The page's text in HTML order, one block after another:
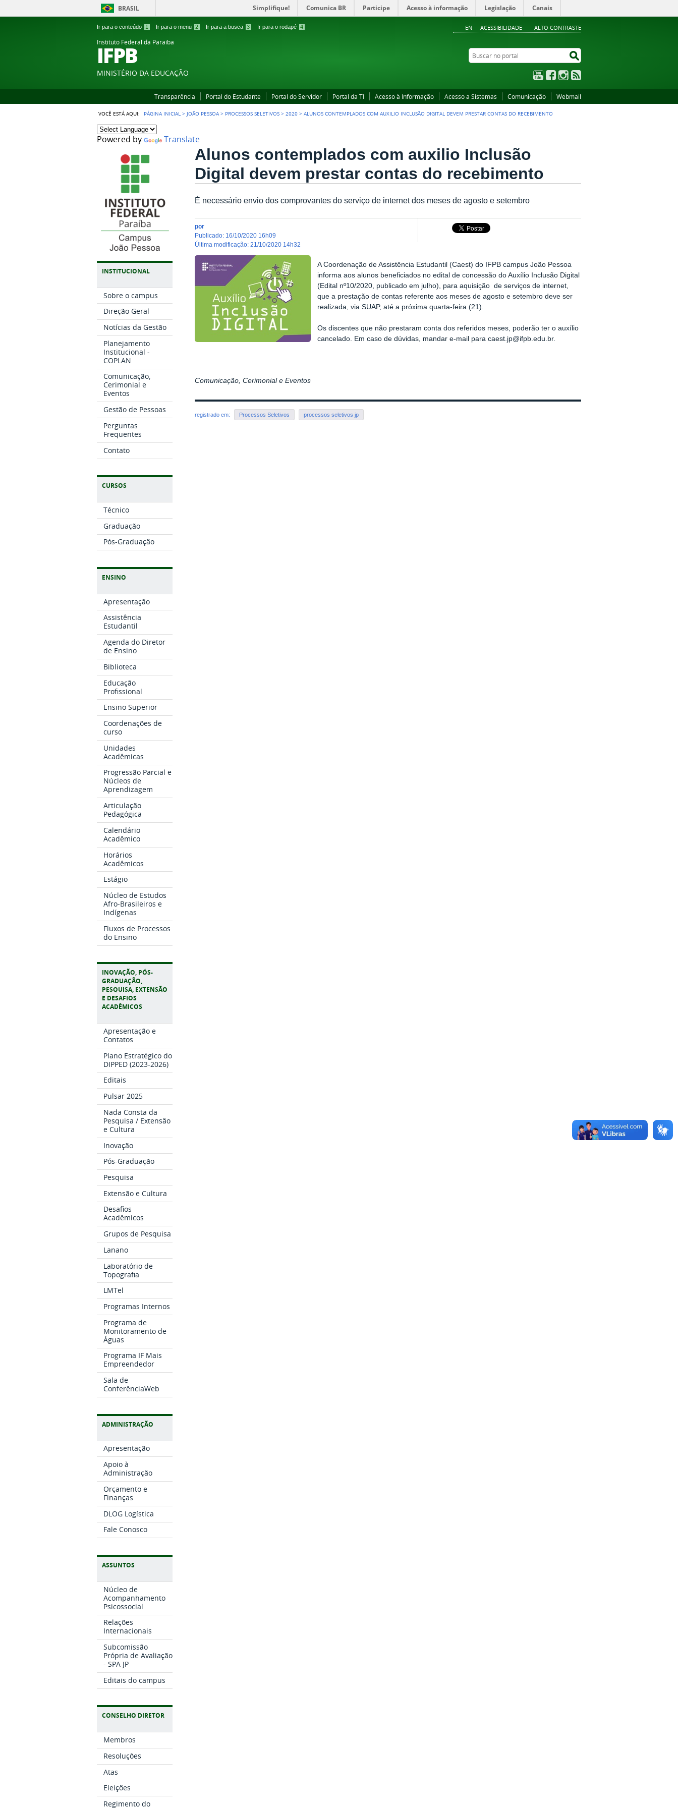
BRASIL Simplifique! Comunica BR Participe Acesso à informação Legislação Canais
Ir para o conteúdo 1 Ir para o menu 2 Ir para a busca 3 Ir para o rodapé 4 EN ACESSIBILIDADE ALTO CONTRASTE
Instituto Federal da Paraiba
IFPB
MINISTÉRIO DA EDUCAÇÃO
Buscar no portal
YouTubeFacebookInstagram
Transparência Portal do Estudante Portal do Servidor Portal da TI Acesso à Informação Acesso a Sistemas Comunicação Webmail
VOCÊ ESTÁ AQUI: PÁGINA INICIAL > JOÃO PESSOA > PROCESSOS SELETIVOS >2020 >ALUNOS CONTEMPLADOS COM AUXILIO INCLUSÃO DIGITAL DEVEM PRESTAR CONTAS DO RECEBIMENTO
Powered by Translate
INSTITUCIONAL
Sobre o campus
Direção Geral
Notícias da Gestão
Planejamento
Institucional -
COPLAN
Comunicação,
Cerimonial e
Eventos
Gestão de Pessoas
Perguntas
Frequentes
Contato
CURSOS
Técnico
Graduação
Pós-Graduação
ENSINO
Apresentação
Assistência
Estudantil
Agenda do Diretor
de Ensino
Biblioteca
Educação
Profissional
Ensino Superior
Coordenações de
curso
Unidades
Acadêmicas
Progressão Parcial e
Núcleos de
Aprendizagem
Articulação
Pedagógica
Calendário
Acadêmico
Horários
Acadêmicos
Estágio
Núcleo de Estudos
Afro-Brasileiros e
Indígenas
Fluxos de Processos
do Ensino
INOVAÇÃO, PÓS-
GRADUAÇÃO,
PESQUISA, EXTENSÃO
E DESAFIOS
ACADÊMICOS
Apresentação e
Contatos
Plano Estratégico do
DIPPED (2023-2026)
Editais
Pulsar 2025
Nada Consta da
Pesquisa / Extensão
e Cultura
Inovação
Pós-Graduação
Pesquisa
Extensão e Cultura
Desafios
Acadêmicos
Grupos de Pesquisa
Lanano
Laboratório de
Topografia
LMTel
Programas Internos
Programa de
Monitoramento de
Águas
Programa IF Mais
Empreendedor
Sala de
ConferênciaWeb
ADMINISTRAÇÃO
Apresentação
Apoio à
Administração
Orçamento e
Finanças
DLOG Logística
Fale Conosco
ASSUNTOS
Núcleo de
Acompanhamento
Psicossocial
Relações
Internacionais
Subcomissão
Própria de Avaliação
- SPA JP
Editais do campus
CONSELHO DIRETOR
Membros
Resoluções
Atas
Eleições
Regimento do
Alunos contemplados com auxilio Inclusão
Digital devem prestar contas do recebimento
É necessário envio dos comprovantes do serviço de internet dos meses de agosto e setembro
por
publicado: 16/10/2020 16h09
última modificação:21/10/2020 14h32
A Coordenação de Assistência Estudantil (Caest) do IFPB campus João Pessoa
informa aos alunos beneficiados no edital de concessão do Auxílio Inclusão Digital
(Edital nº10/2020, publicado em julho), para aquisição de serviços de internet,
que a prestação de contas referente aos meses de agosto e setembro deve ser
realizada, via SUAP, até a próxima quarta-feira (21).
Os discentes que não prestaram conta dos referidos meses, poderão ter o auxílio
cancelado. Em caso de dúvidas, mandar e-mail para caest.jp@ifpb.edu.br.
Comunicação, Cerimonial e Eventos
registrado em: Processos Seletivos processos seletivos jp